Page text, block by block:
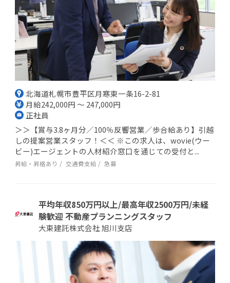
北海道札幌市豊平区月寒東一条16-2-81
月給242,000円 ～ 247,000円
正社員
＞＞【賞与3.8ヶ月分／100％反響営業／歩合給あり】引越
しの提案営業スタッフ！＜＜ ※この求人は、wovie(ウー
ビー)エージェントの人材紹介窓口を通じての受付と...
昇給・昇格あり 交通費支給 急募
平均年収850万円以上/最高年収2500万円/未経
験歓迎 不動産プランニングスタッフ
大東建託株式会社 旭川支店